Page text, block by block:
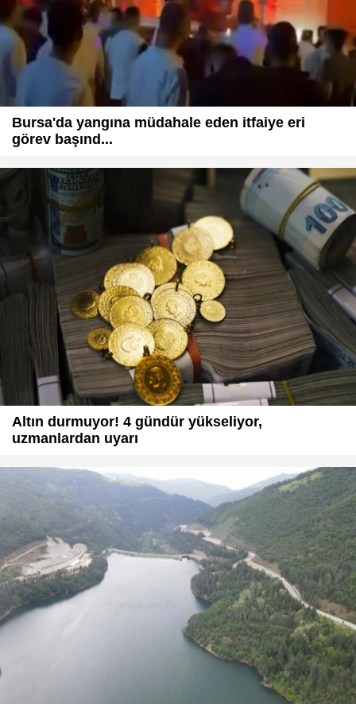
Bursa'da yangına müdahale eden itfaiye eri
görev başınd...
Altın durmuyor! 4 gündür yükseliyor,
uzmanlardan uyarı